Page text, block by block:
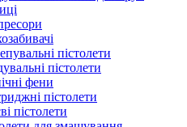
пістолети
пістолети
фени
пістолети
пістолети